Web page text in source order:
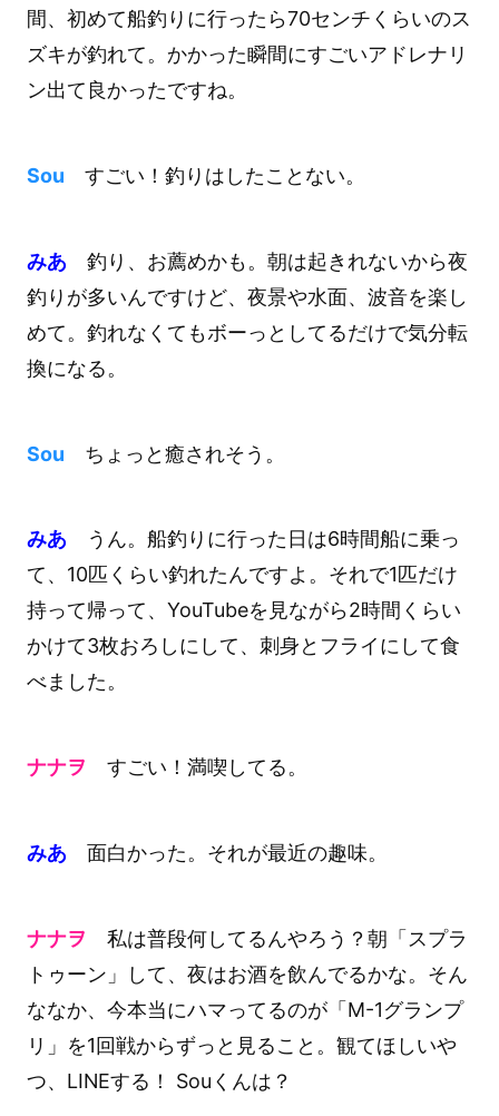
間、初めて船釣りに行ったら70センチくらいのス
ズキが釣れて。かかった瞬間にすごいアドレナリ
ン出て良かったですね。
Sou すごい！釣りはしたことない。
みあ 釣り、お薦めかも。朝は起きれないから夜
釣りが多いんですけど、夜景や水面、波音を楽し
めて。釣れなくてもボーっとしてるだけで気分転
換になる。
Sou ちょっと癒されそう。
みあ うん。船釣りに行った日は6時間船に乗っ
て、10匹くらい釣れたんですよ。それで1匹だけ
持って帰って、YouTubeを見ながら2時間くらい
かけて3枚おろしにして、刺身とフライにして食
べました。
ナナヲ すごい！満喫してる。
みあ 面白かった。それが最近の趣味。
ナナヲ 私は普段何してるんやろう？朝「スプラ
トゥーン」して、夜はお酒を飲んでるかな。そん
ななか、今本当にハマってるのが「M-1グランプ
リ」を1回戦からずっと見ること。観てほしいや
つ、LINEする！ Souくんは？